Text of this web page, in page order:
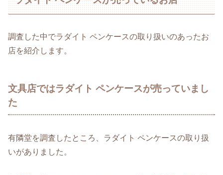
調査した中でラダイト ペンケースの取り扱いのあったお
店を紹介します。
文具店ではラダイト ペンケースが売っていまし
た
有隣堂を調査したところ、ラダイト ペンケースの取り扱
いがありました。